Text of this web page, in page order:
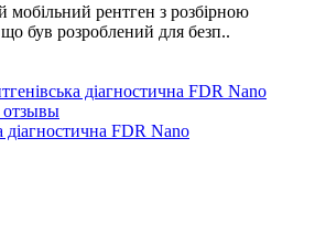
рентген з розбірною
був розроблений для безп..
діагностична FDR Nano